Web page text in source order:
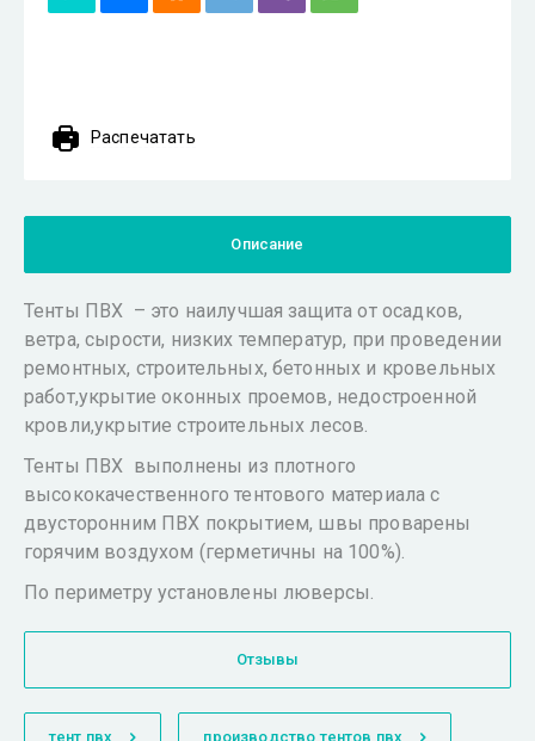
Распечатать
Описание
Тенты ПВХ – это наилучшая защита от осадков,
ветра, сырости, низких температур, при проведении
ремонтных, строительных, бетонных и кровельных
работ,укрытие оконных проемов, недостроенной
кровли,укрытие строительных лесов.
Тенты ПВХ выполнены из плотного
высококачественного тентового материала с
двусторонним ПВХ покрытием, швы проварены
горячим воздухом (герметичны на 100%).
По периметру установлены люверсы.
Отзывы
тент пвх производство тентов пвх